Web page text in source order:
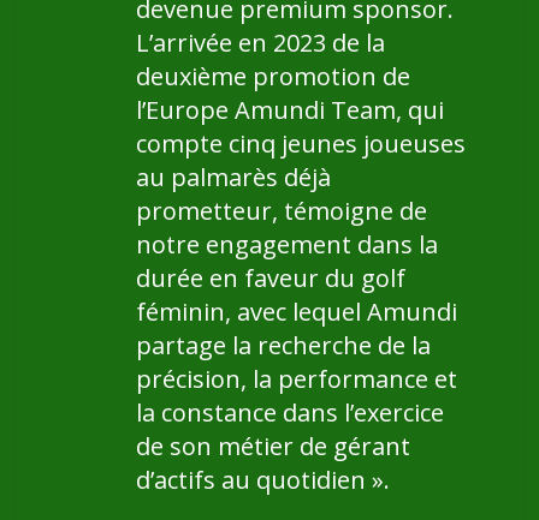
devenue premium sponsor.
L’arrivée en 2023 de la
deuxième promotion de
l’Europe Amundi Team, qui
compte cinq jeunes joueuses
au palmarès déjà
prometteur, témoigne de
notre engagement dans la
durée en faveur du golf
féminin, avec lequel Amundi
partage la recherche de la
précision, la performance et
la constance dans l’exercice
de son métier de gérant
d’actifs au quotidien ».